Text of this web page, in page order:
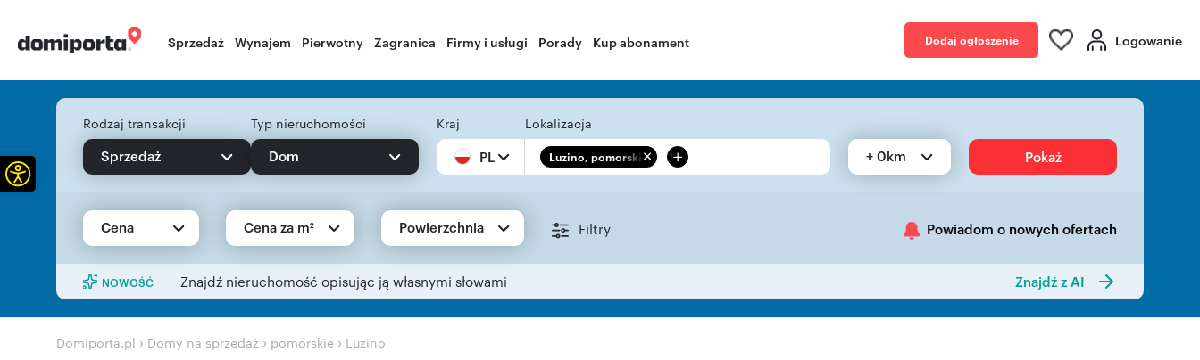
Sprzedaż Wynajem Pierwotny Zagranica Firmy i usługi Porady Kup abonament Dodaj ogłoszenie Logowanie
Rodzaj transakcji
Sprzedaż
Typ nieruchomości
Dom
Kraj
PL
Lokalizacja
Luzino, pomorskie + + 0km Pokaż
Cena Cena za m² Powierzchnia Filtry Powiadom o nowych ofertach
NOWOŚĆ Znajdź nieruchomość opisując ją własnymi słowami Znajdź z AI
Domiporta.pl › Domy na sprzedaż › pomorskie › Luzino
Otwórz pasek narzędzi